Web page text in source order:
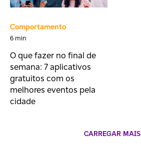
Comportamento
6 min
O que fazer no final de
semana: 7 aplicativos
gratuitos com os
melhores eventos pela
cidade
CARREGAR MAIS